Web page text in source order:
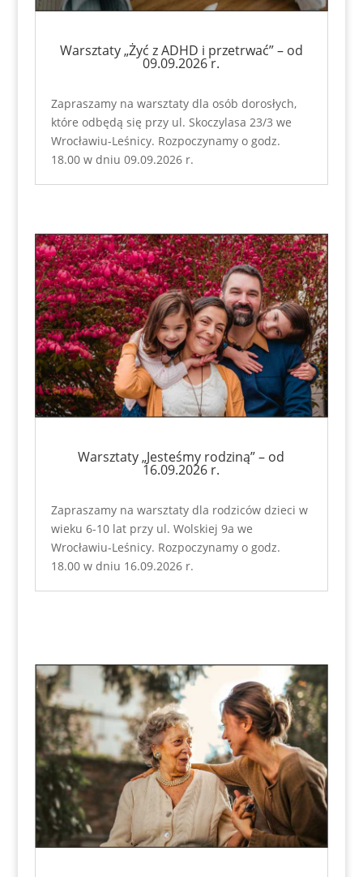
Warsztaty „Żyć z ADHD i przetrwać” – od
09.09.2026 r.
Zapraszamy na warsztaty dla osób dorosłych,
które odbędą się przy ul. Skoczylasa 23/3 we
Wrocławiu-Leśnicy. Rozpoczynamy o godz.
18.00 w dniu 09.09.2026 r.
Warsztaty „Jesteśmy rodziną” – od
16.09.2026 r.
Zapraszamy na warsztaty dla rodziców dzieci w
wieku 6-10 lat przy ul. Wolskiej 9a we
Wrocławiu-Leśnicy. Rozpoczynamy o godz.
18.00 w dniu 16.09.2026 r.